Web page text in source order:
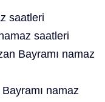
saatleri
saatleri
Bayramı namaz
namaz